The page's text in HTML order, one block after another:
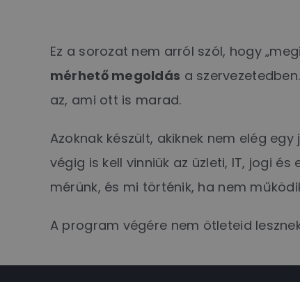
Ez a sorozat nem arról szól, hogy
mérhető megoldás a
az, ami ott is marad.
Azoknak készült, akiknek nem elég
végig is kell vinniük az üzleti, IT, jogi
mérünk, és mi történik, ha nem
A program végére nem ötleteid